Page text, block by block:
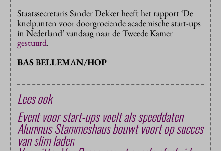
Staatssecretaris Sander Dekker heeft het rapport ‘De
knelpunten voor doorgroeiende academische start-ups
in Nederland’ vandaag naar de Tweede Kamer
gestuurd.
BAS BELLEMAN/HOP
Lees ook
Event voor start-ups voelt als speeddaten
Alumnus Stammeshaus bouwt voort op succes
van slim laden